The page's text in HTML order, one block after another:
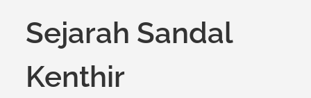
Sejarah Sandal
Kenthir